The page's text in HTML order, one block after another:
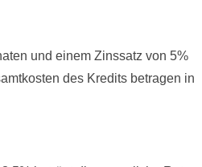
und einem Zinssatz von 5%
des Kredits betragen in